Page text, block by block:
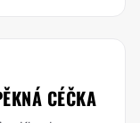
CÉČKA